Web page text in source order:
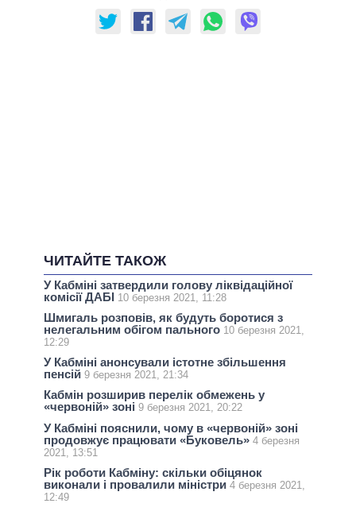
ЧИТАЙТЕ ТАКОЖ
У Кабміні затвердили голову ліквідаційної
комісії ДАБІ 10 березня 2021, 11:28
Шмигаль розповів, як будуть боротися з
нелегальним обігом пального 10 березня 2021,
12:29
У Кабміні анонсували істотне збільшення
пенсій 9 березня 2021, 21:34
Кабмін розширив перелік обмежень у
«червоній» зоні 9 березня 2021, 20:22
У Кабміні пояснили, чому в «червоній» зоні
продовжує працювати «Буковель» 4 березня
2021, 13:51
Рік роботи Кабміну: скільки обіцянок
виконали і провалили міністри 4 березня 2021,
12:49